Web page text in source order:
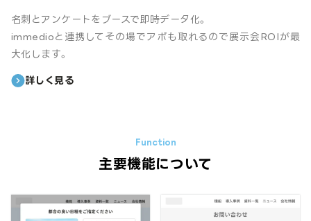
名刺とアンケートをブースで即時データ化。
immedioと連携してその場でアポも取れるので展示会ROIが最
大化します。
詳しく見る
主要機能について